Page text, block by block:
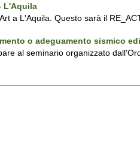
L'Aquila
a L'Aquila. Questo sarà il
o adeguamento sismico
al seminario organizzato